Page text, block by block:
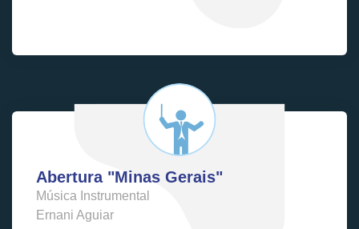
Abertura "Minas Gerais"
Música Instrumental
Ernani Aguiar